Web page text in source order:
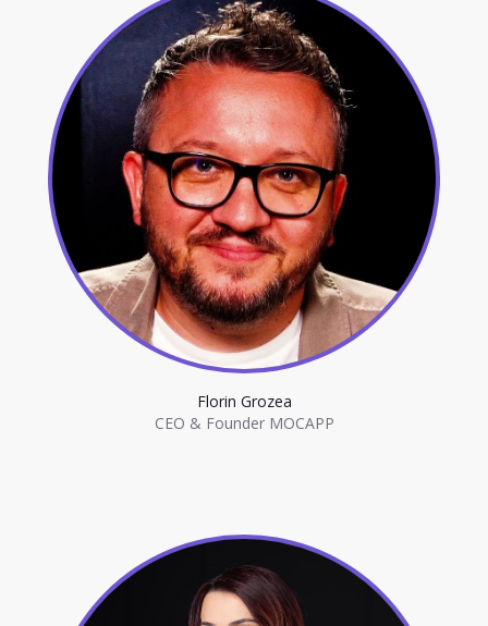
Florin Grozea
CEO & Founder MOCAPP